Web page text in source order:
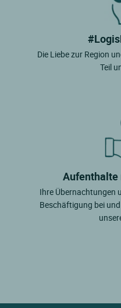
Die Liebe zur Region
Teil
Aufenthalte
Ihre Übernachtungen
Beschäftigung bei